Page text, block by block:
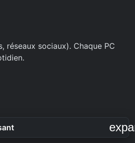
sociaux). Chaque PC